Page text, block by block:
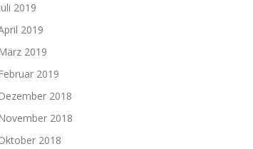
2019
2019
2019
2019
2018
2018
2018